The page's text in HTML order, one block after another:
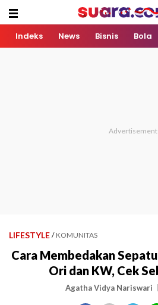
Indeks News Bisnis Bola
LIFESTYLE / KOMUNITAS
Cara Membedakan
Ori dan KW, Cek
Agatha Vidya Nariswari